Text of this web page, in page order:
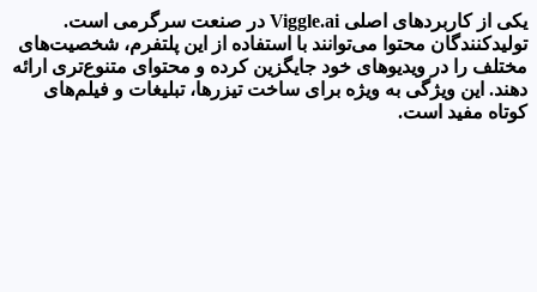
یکی از کاربردهای اصلی Viggle.ai در صنعت سرگرمی است.
تولیدکنندگان محتوا می‌توانند با استفاده از این پلتفرم، شخصیت‌های
مختلف را در ویدیوهای خود جایگزین کرده و محتوای متنوع‌تری ارائه
دهند. این ویژگی به ویژه برای ساخت تیزرها، تبلیغات و فیلم‌های
کوتاه مفید است.